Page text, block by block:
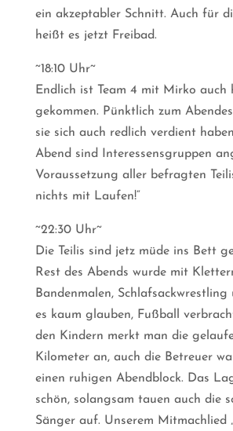
ein akzeptabler Schnitt. Auch für
heißt es jetzt Freibad.
~18:10 Uhr~
Endlich ist Team 4 mit Mirko auch
gekommen. Pünktlich zum
sie sich auch redlich verdient
Abend sind Interessensgruppen
Voraussetzung aller befragten
nichts mit Laufen!“
~22:30 Uhr~
Die Teilis sind jetz müde ins Bett
Rest des Abends wurde mit
Bandenmalen, Schlafsackwrestling
es kaum glauben, Fußball
den Kindern merkt man die
Kilometer an, auch die Betreuer
einen ruhigen Abendblock. Das
schön, solangsam tauen auch die
Sänger auf. Unserem Mitmachlied